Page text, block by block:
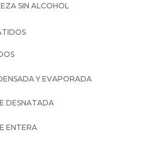
SIN ALCOHOL
Y EVAPORADA
DESNATADA
ENTERA